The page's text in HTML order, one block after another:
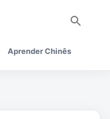
principal
Aprender Chinês